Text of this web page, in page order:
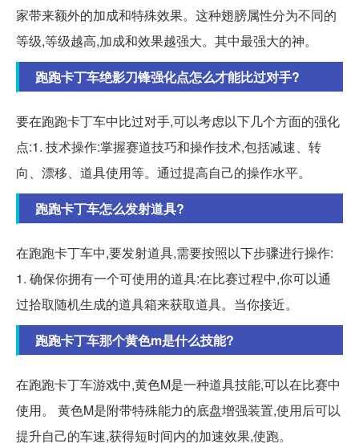
家带来额外的加成和特殊效果。这种翅膀属性分为不同的
等级,等级越高,加成和效果越强大。其中最强大的神。
跑跑卡丁车绝影刀锋强化点怎么才能比过对手?
要在跑跑卡丁车中比过对手,可以考虑以下几个方面的强化
点:1. 技术操作:掌握赛道技巧和操作技术,包括减速、转
向、漂移、道具使用等。通过提高自己的操作水平。
跑跑卡丁车怎么发射道具?
在跑跑卡丁车中,要发射道具,需要按照以下步骤进行操作:
1. 确保你拥有一个可使用的道具:在比赛过程中,你可以通
过拾取随机生成的道具箱来获取道具。当你接近。
跑跑卡丁车那个黄色m是什么技能?
在跑跑卡丁车游戏中,黄色M是一种道具技能,可以在比赛中
使用。 黄色M是附带特殊能力的底盘增强装置,使用后可以
提升自己的车速,获得短时间内的加速效果,使跑。